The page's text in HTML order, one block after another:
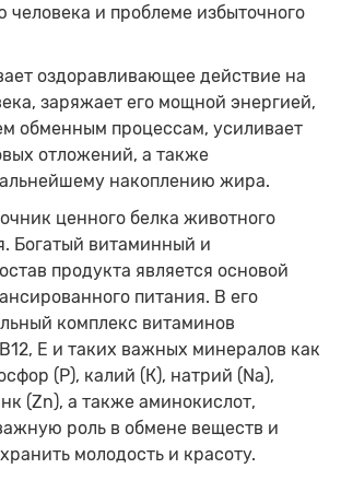
человека и проблеме избыточного
оздоравливающее действие на
заряжает его мощной энергией,
обменным процессам, усиливает
отложений, а также
накоплению жира.
ценного белка животного
Богатый витаминный и
продукта является основой
питания. В его
комплекс витаминов
Е и таких важных минералов как
(Р), калий (К), натрий (Nа),
(Zn), а также аминокислот,
роль в обмене веществ и
молодость и красоту.